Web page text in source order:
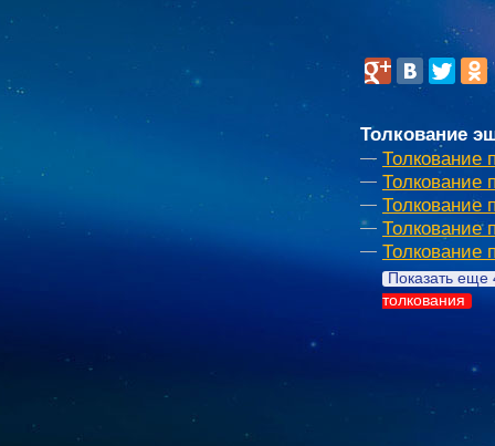
Толкование
Толкование
Толкование
Толкование
Толкование
Толкование
Показать еще
толкования